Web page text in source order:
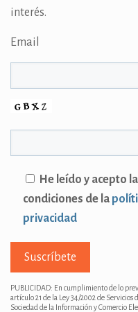
interés.
Email
He leído y acepto
condiciones de la
privacidad
PUBLICIDAD: En cumplimiento de lo
artículo 21 de la Ley 34/2002 de Servicios
Sociedad de la Información y Comercio